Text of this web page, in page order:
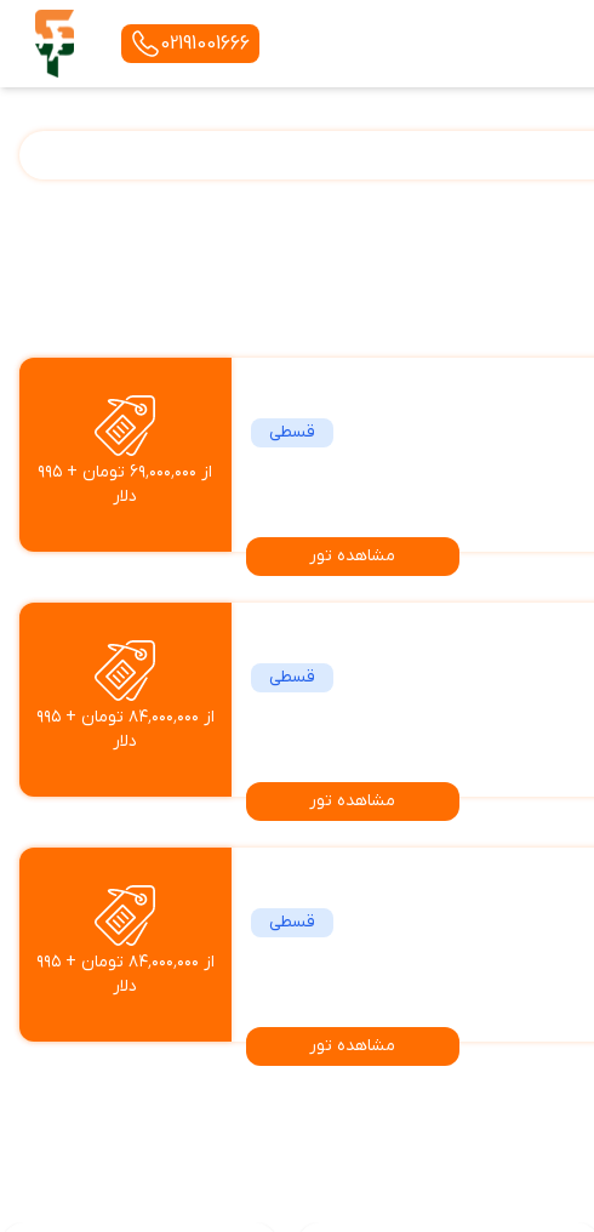
02191001666
قسطی
مشاهده تور
از ۶۹٬۰۰۰٬۰۰۰ تومان + ۹۹۵
دلار
قسطی
مشاهده تور
از ۸۴٬۰۰۰٬۰۰۰ تومان + ۹۹۵
دلار
قسطی
مشاهده تور
از ۸۴٬۰۰۰٬۰۰۰ تومان + ۹۹۵
دلار